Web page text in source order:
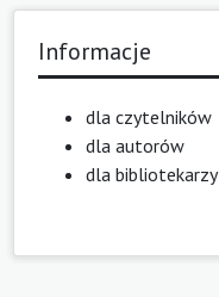
Informacje
dla czytelników
dla autorów
dla bibliotekarzy